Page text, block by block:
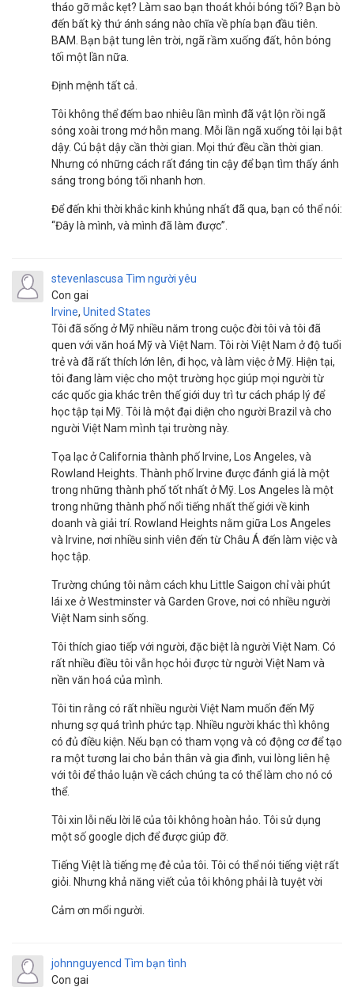
tháo gỡ mắc kẹt? Làm sao bạn thoát khỏi bóng tối? Bạn bò
đến bất kỳ thứ ánh sáng nào chĩa về phía bạn đầu tiên.
BAM. Bạn bật tung lên trời, ngã rầm xuống đất, hôn bóng
tối một lần nữa.
Định mệnh tất cả.
Tôi không thể đếm bao nhiêu lần mình đã vật lộn rồi ngã
sóng xoài trong mớ hỗn mang. Mỗi lần ngã xuống tôi lại bật
dậy. Cú bật dậy cần thời gian. Mọi thứ đều cần thời gian.
Nhưng có những cách rất đáng tin cậy để bạn tìm thấy ánh
sáng trong bóng tối nhanh hơn.
Để đến khi thời khắc kinh khủng nhất đã qua, bạn có thể nói:
“Đây là mình, và mình đã làm được”.
stevenlascusa
Con gai
Irvine, United States
Tìm người yêu
Tôi đã sống ở Mỹ nhiều năm trong cuộc đời tôi và tôi đã
quen với văn hoá Mỹ và Việt Nam. Tôi rời Việt Nam ở độ tuổi
trẻ và đã rất thích lớn lên, đi học, và làm việc ở Mỹ. Hiện tại,
tôi đang làm việc cho một trường học giúp mọi người từ
các quốc gia khác trên thế giới duy trì tư cách pháp lý để
học tập tại Mỹ. Tôi là một đại diện cho người Brazil và cho
người Việt Nam mình tại trường này.
Tọa lạc ở California thành phố Irvine, Los Angeles, và
Rowland Heights. Thành phố Irvine được đánh giá là một
trong những thành phố tốt nhất ở Mỹ. Los Angeles là một
trong những thành phố nổi tiếng nhất thế giới về kinh
doanh và giải trí. Rowland Heights nằm giữa Los Angeles
và Irvine, nơi nhiều sinh viên đến từ Châu Á đến làm việc và
học tập.
Trường chúng tôi nằm cách khu Little Saigon chỉ vài phút
lái xe ở Westminster và Garden Grove, nơi có nhiều người
Việt Nam sinh sống.
Tôi thích giao tiếp với người, đặc biệt là người Việt Nam. Có
rất nhiều điều tôi vẫn học hỏi được từ người Việt Nam và
nền văn hoá của mình.
Tôi tin rằng có rất nhiều người Việt Nam muốn đến Mỹ
nhưng sợ quá trình phức tạp. Nhiều người khác thì không
có đủ điều kiện. Nếu bạn có tham vọng và có động cơ để tạo
ra một tương lai cho bản thân và gia đình, vui lòng liên hệ
với tôi để thảo luận về cách chúng ta có thể làm cho nó có
thể.
Tôi xin lỗi nếu lời lẽ của tôi không hoàn hảo. Tôi sử dụng
một số google dịch để được giúp đỡ.
Tiếng Việt là tiếng mẹ đẻ của tôi. Tôi có thể nói tiếng việt rất
giỏi. Nhưng khả năng viết của tôi không phải là tuyệt vời
Cảm ơn mổi người.
johnnguyencd
Con gai
Tìm bạn tình